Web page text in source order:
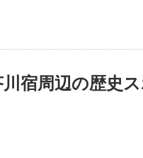
宿周辺の歴史